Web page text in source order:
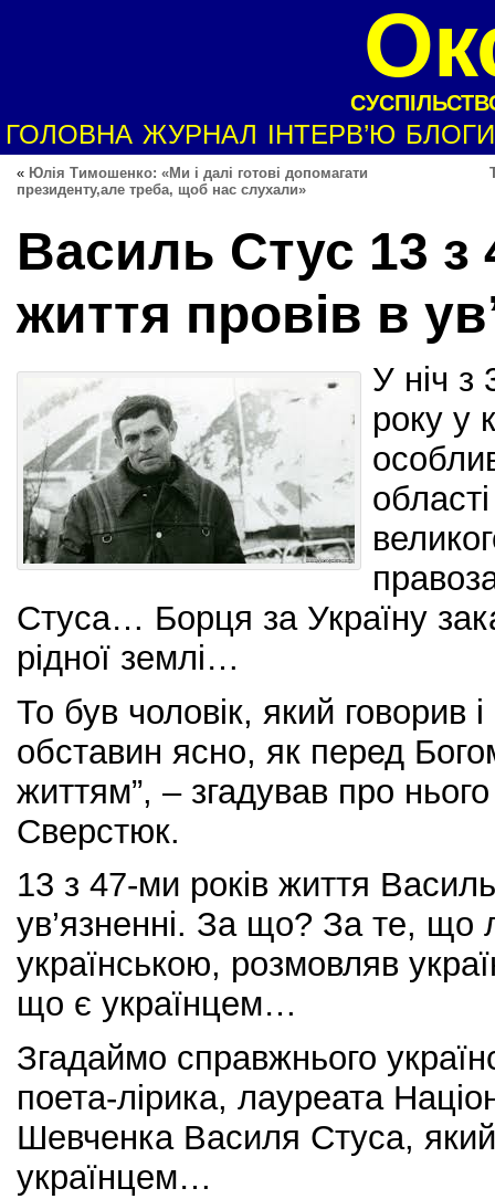
ГОЛОВНА ЖУРНАЛ ІНТЕРВ’Ю БЛОГИ
« Юлія Тимошенко: «Ми і далі готові допомагати
президенту,але треба, щоб нас слухали»
Василь Стус 13 з
життя провів в
У ніч з
року у
Стуса… Борця за Україну
рідної землі…
То був чоловік, який говорив
обставин ясно, як перед
життям”, – згадував про
Сверстюк.
13 з 47-ми років життя
ув’язненні. За що? За те, що
українською, розмовляв
що є українцем…
Згадаймо справжнього
поета-лірика, лауреата
Шевченка Василя Стуса,
українцем…